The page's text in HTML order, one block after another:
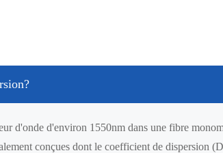
d'onde d'environ 1550nm dans une fibre
conçues dont le coefficient de dispersion